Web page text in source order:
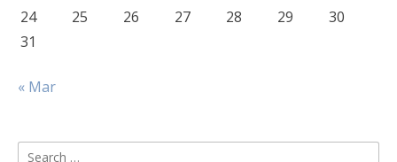
24
25 26 27 28 29
30
31
« Mar
Search